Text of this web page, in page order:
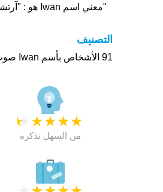
"معني اسم Iwan هو : "آرتشر
التصنيف
91 الأشخاص بأسم Iwan صوت على اسمائهم . من فضلك
★
★
★
★
★
من السهل تذكره